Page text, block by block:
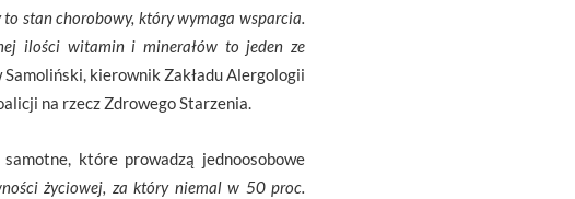
stan chorobowy, który wymaga wsparcia.
ilości witamin i minerałów to jeden ze
kierownik Zakładu Alergologii
na rzecz Zdrowego Starzenia.
które prowadzą jednoosobowe
życiowej, za który niemal w 50 proc.